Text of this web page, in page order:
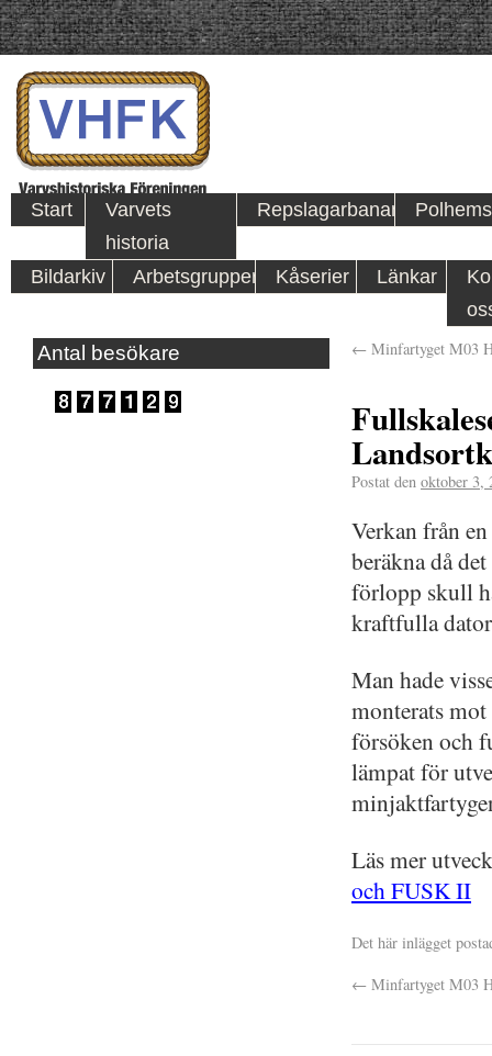
Start
Varvets
historia
Repslagarbanan
Bildarkiv Arbetsgrupper Kåserier Länkar
Antal besökare ← Minfartyget M03
Postat den oktober 3,
Verkan från
beräkna då
förlopp skull
kraftfulla
Man hade
monterats
försöken och
lämpat för
Läs mer
och FUSK II
Det här inlägget
← Minfartyget M03